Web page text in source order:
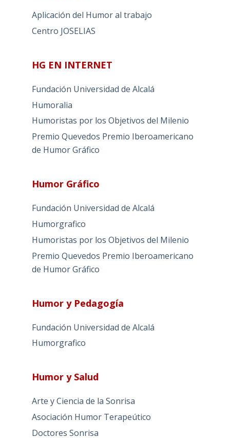
Aplicación del Humor al trabajo
Centro JOSELIAS
HG EN INTERNET
Fundación Universidad de Alcalá
Humoralia
Humoristas por los Objetivos del Milenio
Premio Quevedos Premio Iberoamericano
de Humor Gráfico
Humor Gráfico
Fundación Universidad de Alcalá
Humorgrafico
Humoristas por los Objetivos del Milenio
Premio Quevedos Premio Iberoamericano
de Humor Gráfico
Humor y Pedagogía
Fundación Universidad de Alcalá
Humorgrafico
Humor y Salud
Arte y Ciencia de la Sonrisa
Asociación Humor Terapeútico
Doctores Sonrisa